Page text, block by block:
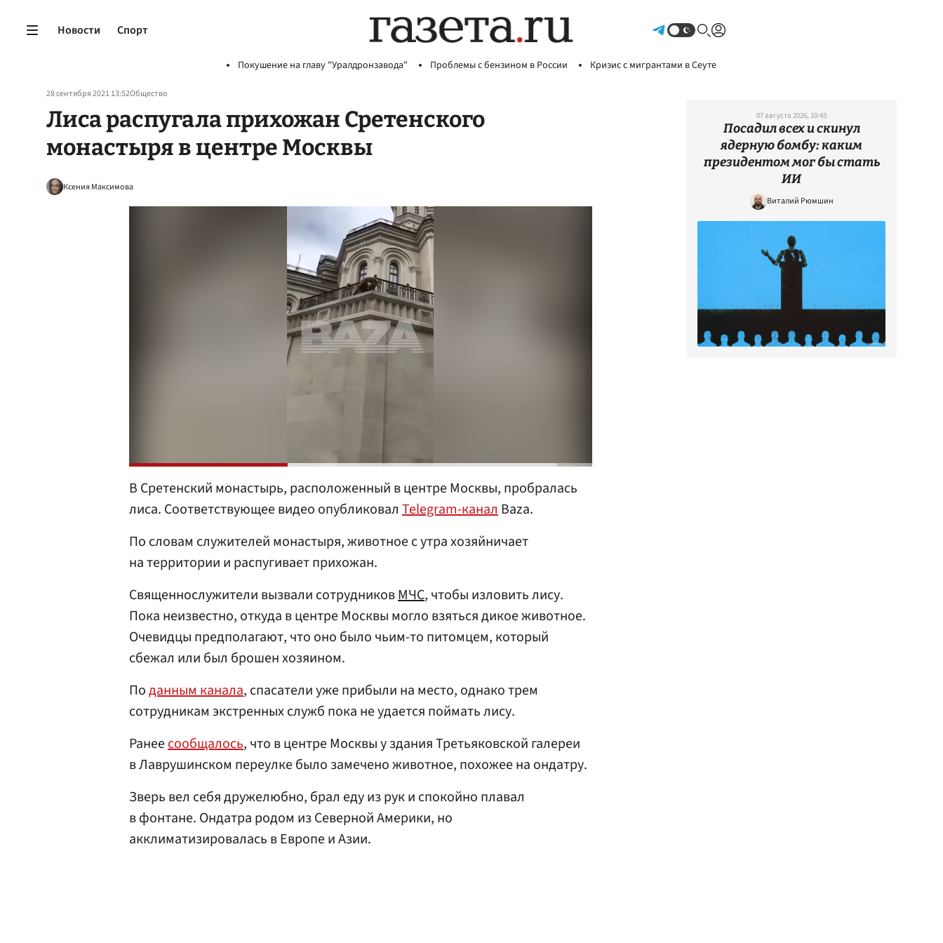
Новости Спорт
Покушение на главу "Уралдронзавода" Проблемы с бензином в России Кризис с мигрантами в Сеуте
28 сентября 2021 13:52Общество
Лиса распугала прихожан Сретенского
монастыря в центре Москвы
Ксения Максимова
В Сретенский монастырь, расположенный в центре Москвы, пробралась
лиса. Соответствующее видео опубликовал Telegram-каналBaza.
По словам служителей монастыря, животное с утра хозяйничает
на территории и распугивает прихожан.
Священнослужители вызвали сотрудниковМЧС, чтобы изловить лису.
Пока неизвестно, откуда в центре Москвы могло взяться дикое животное.
Очевидцы предполагают, что оно было чьим-то питомцем, который
сбежал или был брошен хозяином.
Поданным канала, спасатели уже прибыли на место, однако трем
сотрудникам экстренных служб пока не удается поймать лису.
Ранеесообщалось, что в центре Москвы у здания Третьяковской галереи
в Лаврушинском переулке было замечено животное, похожее на ондатру.
Зверь вел себя дружелюбно, брал еду из рук и спокойно плавал
в фонтане. Ондатра родом из Северной Америки, но
акклиматизировалась в Европе и Азии.
07 августа 2026, 10:43
Посадил всех и скинул
ядерную бомбу: каким
президентом мог бы стать
ИИ
Виталий Рюмшин